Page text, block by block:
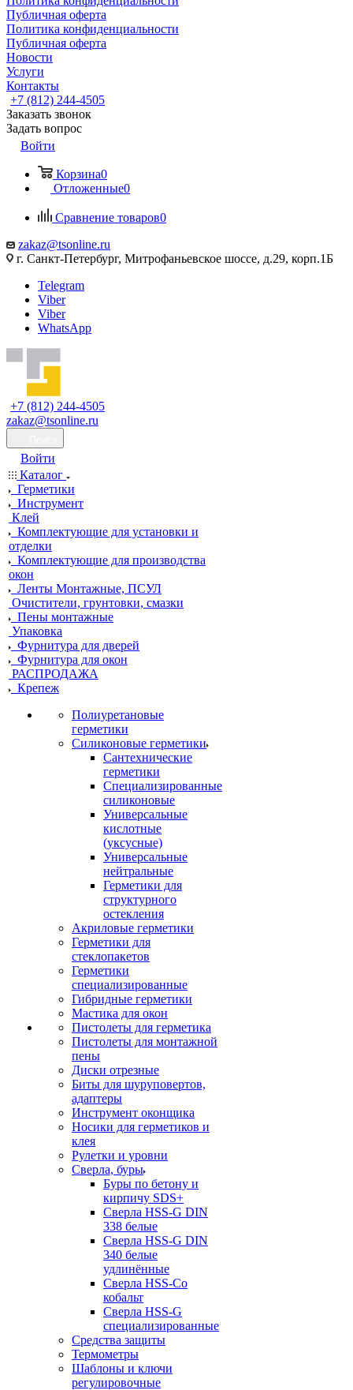
Публичная оферта
Политика конфиденциальности
Публичная оферта
Новости
Услуги
Контакты
+7 (812) 244-4505
Заказать звонок
Задать вопрос
Войти
Корзина0
Отложенные0
Сравнение товаров0
zakaz@tsonline.ru
г. Санкт-Петербург, Митрофаньевское шоссе, д.29, корп.1Б
Telegram
Viber
Viber
WhatsApp
+7 (812) 244-4505
zakaz@tsonline.ru
Войти
Каталог
Герметики
Инструмент
Клей
Комплектующие для установки и
отделки
Комплектующие для производства
окон
Ленты Монтажные, ПСУЛ
Очистители, грунтовки, смазки
Пены монтажные
Упаковка
Фурнитура для дверей
Фурнитура для окон
РАСПРОДАЖА
Крепеж
Полиуретановые
герметики
Силиконовые герметики
Сантехнические
герметики
Специализированные
силиконовые
Универсальные
кислотные
(уксусные)
Универсальные
нейтральные
Герметики для
структурного
остекления
Акриловые герметики
Герметики для
стеклопакетов
Герметики
специализированные
Гибридные герметики
Мастика для окон
Пистолеты для герметика
Пистолеты для монтажной
пены
Диски отрезные
Биты для шуруповертов,
адаптеры
Инструмент оконщика
Носики для герметиков и
клея
Рулетки и уровни
Сверла, буры
Буры по бетону и
кирпичу SDS+
Сверла HSS-G DIN
338 белые
Сверла HSS-G DIN
340 белые
удлинённые
Сверла HSS-Co
кобальт
Сверла HSS-G
специализированные
Средства защиты
Термометры
Шаблоны и ключи
регулировочные